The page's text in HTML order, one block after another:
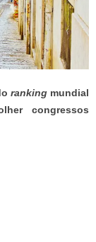
rankingmundial
congressos